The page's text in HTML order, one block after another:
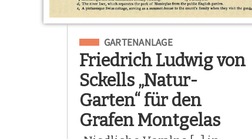
Eingeordnet unter
GARTENANLAGE
Friedrich Ludwig von
Sckells „Natur-
Garten“ für den
Grafen Montgelas